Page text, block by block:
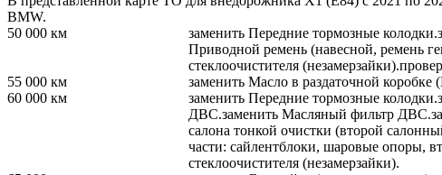
BMW.
50 000 км заменить Передние тормозные колодки.
Приводной ремень (навесной, ремень
стеклоочистителя (незамерзайки).
55 000 км заменить Масло в раздаточной
60 000 км заменить Передние тормозные колодки.
ДВС.заменить Масляный фильтр ДВС.
салона тонкой очистки (второй
части: сайлентблоки, шаровые опоры,
стеклоочистителя (незамерзайки).